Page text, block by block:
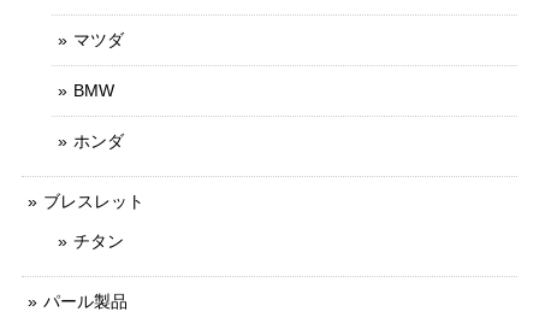
マツダ
BMW
ホンダ
ブレスレット
チタン
パール製品